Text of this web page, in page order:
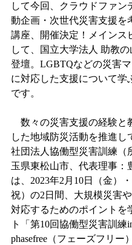
して今回、クラウドファン
動企画・次世代災害支援を
講座、開催決定！メインス
して、国立大学法人 助教
登壇。LGBTQなどの災害
に対応した支援について学
です。
数々の災害支援の経験と
した地域防災活動を推進し
社団法人協働型災害訓練（
玉県東松山市、代表理事：
は、2023年2月10日（金）
祝）の2日間、大規模災害
対応するためのポイントを
ト「第10回協働型災害訓練
phasefree（フェーズフリー